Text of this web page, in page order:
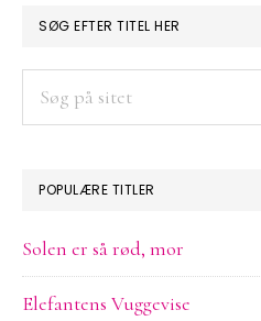
PRIMÆR
SIDEBAR
SØG EFTER TITEL HER
POPULÆRE TITLER
Solen er så rød, mor
Elefantens Vuggevise